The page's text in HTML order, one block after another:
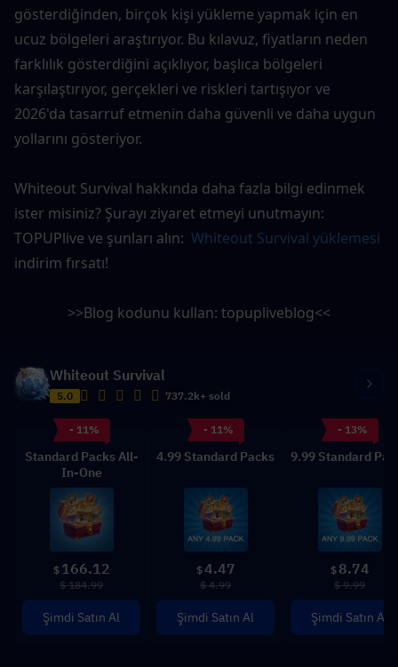
gösterdiğinden, birçok kişi yükleme yapmak için en
ucuz bölgeleri araştırıyor. Bu kılavuz, fiyatların neden
farklılık gösterdiğini açıklıyor, başlıca bölgeleri
karşılaştırıyor, gerçekleri ve riskleri tartışıyor ve
2026'da tasarruf etmenin daha güvenli ve daha uygun
yollarını gösteriyor.
Whiteout Survival hakkında daha fazla bilgi edinmek
TOPUPlive ve şunları alın: Whiteout Survival yüklemesi
indirim fırsatı!
>>Blog kodunu kullan: topupliveblog<<
Whiteout Survival
5.0 737.2k+ sold
- 11%
Standard Packs All-
In-One
$ 166.12
$ 184.99
Şimdi Satın Al
- 11%
4.99 Standard Packs
$4.47
$ 4.99
Şimdi Satın Al
- 13%
9.99 Standard
$ 8.74
$ 9.99
Şimdi Satın Al